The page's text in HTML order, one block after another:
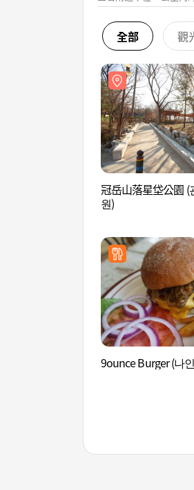
全部 觀
冠岳山落星垈公園 (
원)
9ounce Burger (나